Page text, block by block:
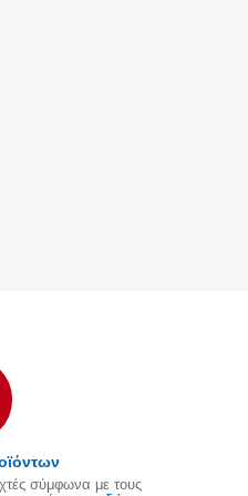
σύμφωνα με τους